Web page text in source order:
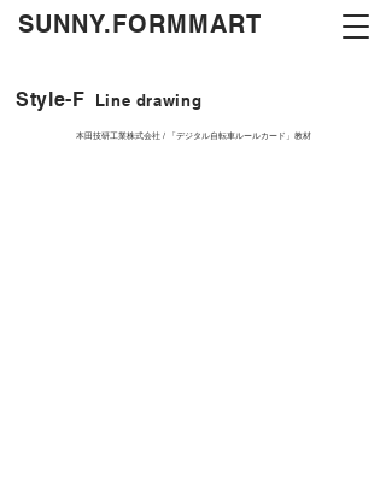
​SUNNY.FORMMART
Style-F Line drawing
本田技研工業株式会社 / 「デジタル自転車ルールカード」教材